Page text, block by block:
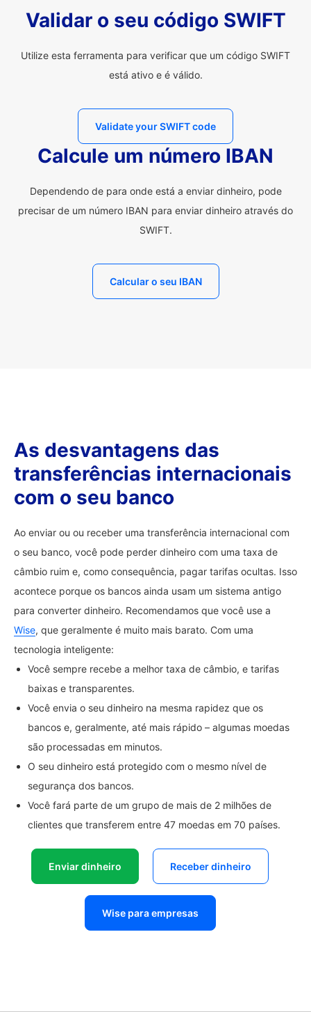
Validar o seu código SWIFT
Utilize esta ferramenta para verificar que um código SWIFT
está ativo e é válido.
Validate your SWIFT code
Calcule um número IBAN
Dependendo de para onde está a enviar dinheiro, pode
precisar de um número IBAN para enviar dinheiro através do
SWIFT.
Calcular o seu IBAN
As desvantagens das
transferências internacionais
com o seu banco
Ao enviar ou ou receber uma transferência internacional com
o seu banco, você pode perder dinheiro com uma taxa de
câmbio ruim e, como consequência, pagar tarifas ocultas. Isso
acontece porque os bancos ainda usam um sistema antigo
para converter dinheiro. Recomendamos que você use a
Wise, que geralmente é muito mais barato. Com uma
tecnologia inteligente:
Você sempre recebe a melhor taxa de câmbio, e tarifas
baixas e transparentes.
Você envia o seu dinheiro na mesma rapidez que os
bancos e, geralmente, até mais rápido – algumas moedas
são processadas em minutos.
O seu dinheiro está protegido com o mesmo nível de
segurança dos bancos.
Você fará parte de um grupo de mais de 2 milhões de
clientes que transferem entre 47 moedas em 70 países.
Enviar dinheiro Receber dinheiro
Wise para empresas